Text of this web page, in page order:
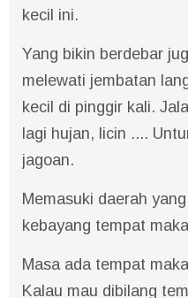
kecil ini.
Yang bikin berdebar
melewati jembatan
kecil di pinggir kali.
lagi hujan, licin ....
jagoan.
Memasuki daerah
kebayang tempat
Masa ada tempat
Kalau mau dibilang